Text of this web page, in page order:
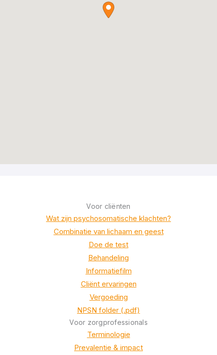
Voor cliënten
Wat zijn psychosomatische klachten?
Combinatie van lichaam en geest
Doe de test
Behandeling
Informatiefilm
Cliënt ervaringen
Vergoeding
NPSN folder (.pdf)
Voor zorgprofessionals
Terminologie
Prevalentie & impact